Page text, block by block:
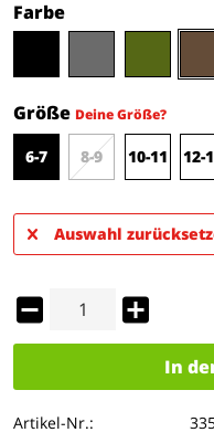
Farbe
Größe Deine Größe?
6-7 8-9 10-11 12-
Auswahl
In
Artikel-Nr.: